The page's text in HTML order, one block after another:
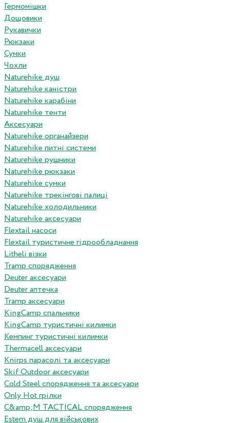
Гермомішки
Дощовики
Рукавички
Рюкзаки
Сумки
Чохли
Naturehike душ
Naturehike каністри
Naturehike карабіни
Naturehike тенти
Аксесуари
Naturehike органайзери
Naturehike питні системи
Naturehike рушники
Naturehike рюкзаки
Naturehike сумки
Naturehike трекінгові палиці
Naturehike холодильники
Naturehike аксесуари
Flextail насоси
Flextail туристичне гідрообладнання
Litheli візки
Tramp спорядження
Deuter аксесуари
Deuter аптечка
Tramp аксесуари
KingCamp спальники
KingCamp туристичні килимки
Кемпинг туристичні килимки
Thermacell аксесуари
Knirps парасолі та аксесуари
Skif Outdoor аксесуари
Cold Steel спорядження та аксесуари
Only Hot грілки
C&amp;M TACTICAL спорядження
Estem душ для військових